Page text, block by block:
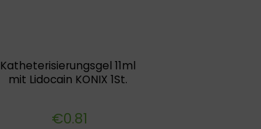
Katheterisierungsgel 11ml
mit Lidocain KONIX 1St.
€0.81